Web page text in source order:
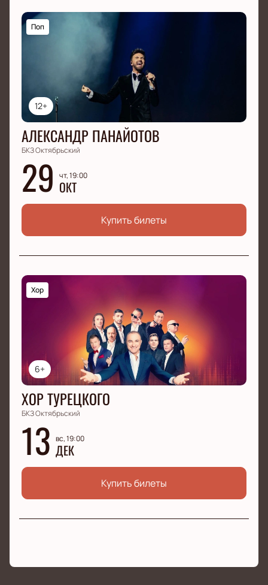
12+
Поп
АЛЕКСАНДР ПАНАЙОТОВ
БКЗ Октябрьский
29 чт, 19:00
ОКТ
Купить билеты
6+
Хор
ХОР ТУРЕЦКОГО
БКЗ Октябрьский
13 вс, 19:00
ДЕК
Купить билеты